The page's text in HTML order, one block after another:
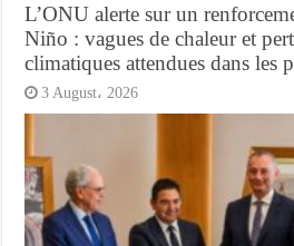
L’ONU alerte sur un
Niño : vagues de chaleur et
climatiques attendues dans les
3 August، 2026